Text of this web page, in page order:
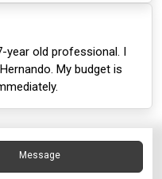
year old professional. I
My budget is
Message